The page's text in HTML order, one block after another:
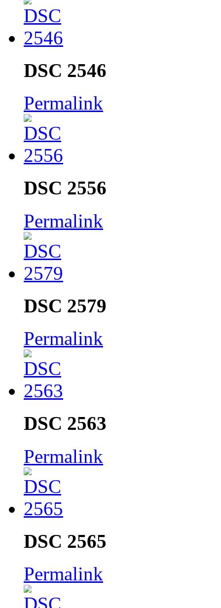
DSC 2546
Permalink
DSC 2556
Permalink
DSC 2579
Permalink
DSC 2563
Permalink
DSC 2565
Permalink